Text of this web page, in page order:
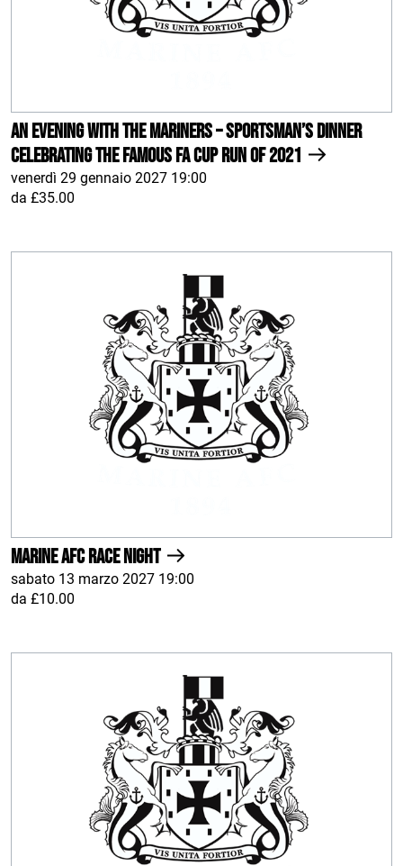
An Evening With The Mariners – Sportsman’s Dinner
celebrating the famous FA Cup run of 2021
venerdì 29 gennaio 2027 19:00
da £35.00
Marine AFC Race Night
sabato 13 marzo 2027 19:00
da £10.00